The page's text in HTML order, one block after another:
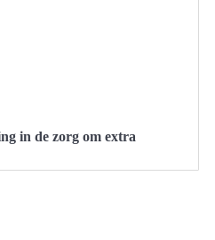
in de zorg om extra